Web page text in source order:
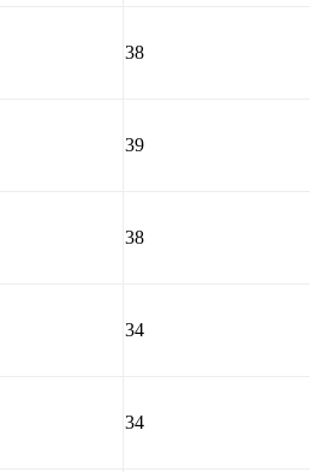
38
39
38
34
34